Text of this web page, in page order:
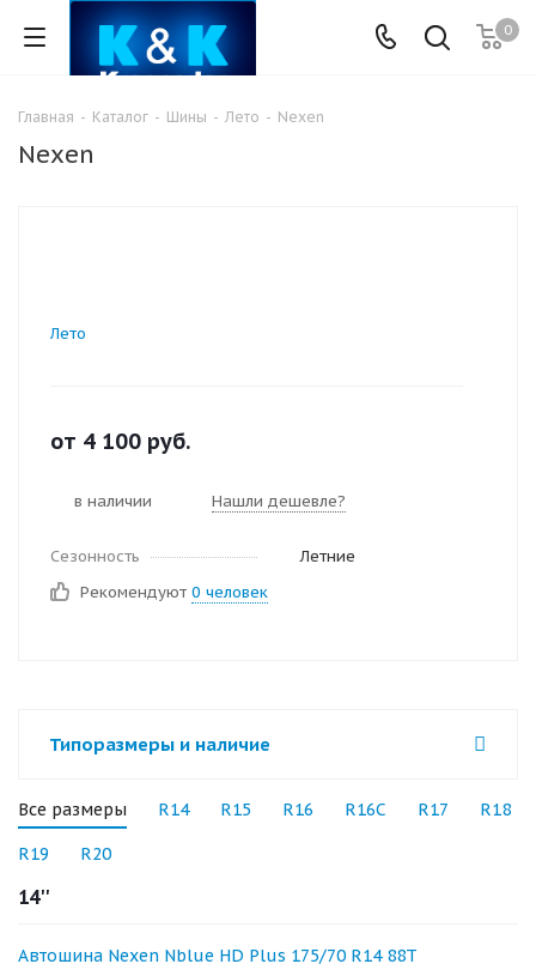
0
Главная - Каталог - Шины - Лето - Nexen
Nexen
Лето
от 4 100 руб.
в наличии Нашли дешевле?
Сезонность
Летние
Рекомендуют 0 человек
Типоразмеры и наличие
Все размеры R14 R15 R16 R16C R17 R18
R19 R20
14''
Автошина Nexen Nblue HD Plus 175/70 R14 88T